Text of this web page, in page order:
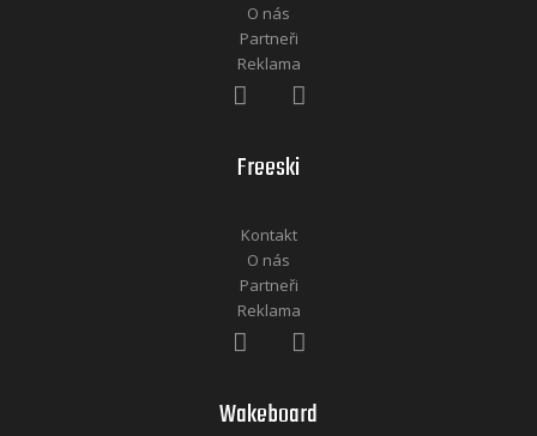
O nás
Partneři
Reklama
Freeski
Kontakt
O nás
Partneři
Reklama
Wakeboard